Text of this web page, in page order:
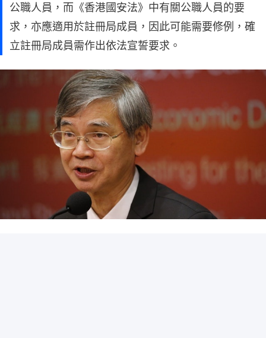
公職人員，而《香港國安法》中有關公職人員的要
求，亦應適用於註冊局成員，因此可能需要修例，確
立註冊局成員需作出依法宣誓要求。